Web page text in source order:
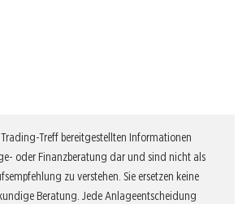
Treff bereitgestellten Informationen
oder Finanzberatung dar und sind nicht als
zu verstehen. Sie ersetzen keine
Beratung. Jede Anlageentscheidung